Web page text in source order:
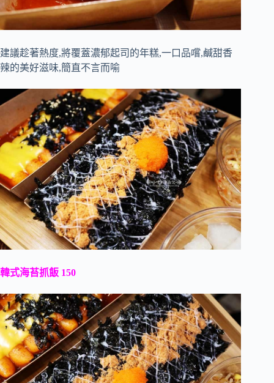
建議趁著熱度,將覆蓋濃郁起司的年糕,一口品嚐,鹹甜香
辣的美好滋味,簡直不言而喻
韓式海苔抓飯 150